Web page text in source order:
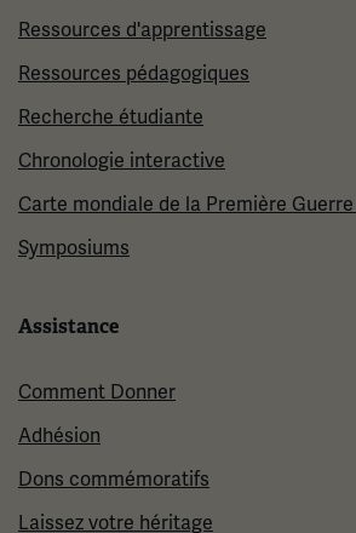
Ressources d'apprentissage
Ressources pédagogiques
Recherche étudiante
Chronologie interactive
Carte mondiale de la Première
Symposiums
Assistance
Comment Donner
Adhésion
Dons commémoratifs
Laissez votre héritage